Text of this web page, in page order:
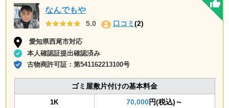
なんでもや
★★★★★
★★★★★ 5.0 口コミ(2)
愛知県西尾市対応
本人確認証提出確認済み
古物商許可証：第541162213100号
ゴミ屋敷片付けの基本料金
1K 70,000円(税込)～